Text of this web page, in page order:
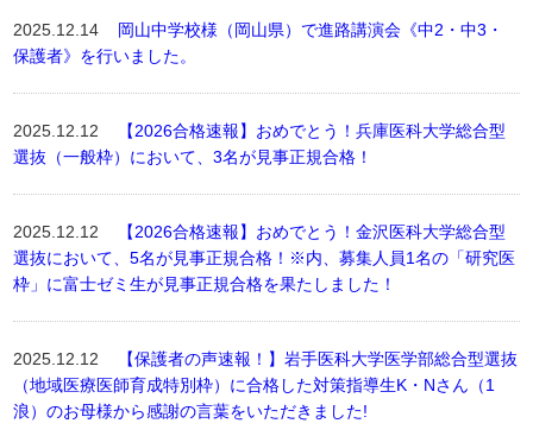
2025.12.14 岡山中学校様（岡山県）で進路講演会《中2・中3・
保護者》を行いました。
2025.12.12
【2026合格速報】おめでとう！兵庫医科大学総合型
選抜（一般枠）において、3名が見事正規合格！
2025.12.12
【2026合格速報】おめでとう！金沢医科大学総合型
選抜において、5名が見事正規合格！※内、募集人員1名の「研究医
枠」に富士ゼミ生が見事正規合格を果たしました！
2025.12.12
【保護者の声速報！】岩手医科大学医学部総合型選抜
（地域医療医師育成特別枠）に合格した対策指導生K・Nさん（1
浪）のお母様から感謝の言葉をいただきました!